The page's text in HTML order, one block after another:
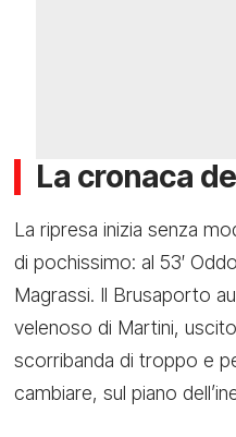
La cronaca
La ripresa inizia senza
di pochissimo: al 53′
Magrassi. Il Brusaporto
velenoso di Martini,
scorribanda di troppo e
cambiare, sul piano